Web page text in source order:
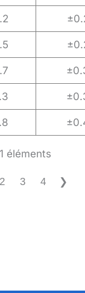
éléments
2 3 4 ❯